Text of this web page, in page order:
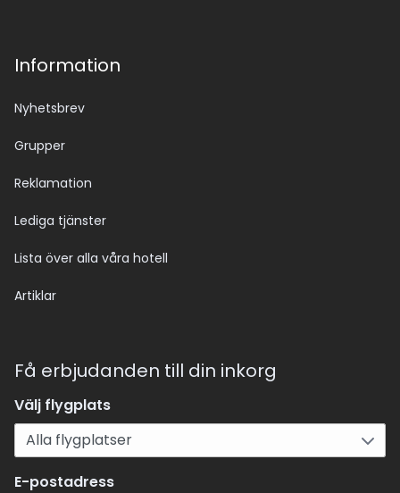
Information
Nyhetsbrev
Grupper
Reklamation
Lediga tjänster
Lista över alla våra hotell
Artiklar
Få erbjudanden till din inkorg
Välj flygplats
E-postadress